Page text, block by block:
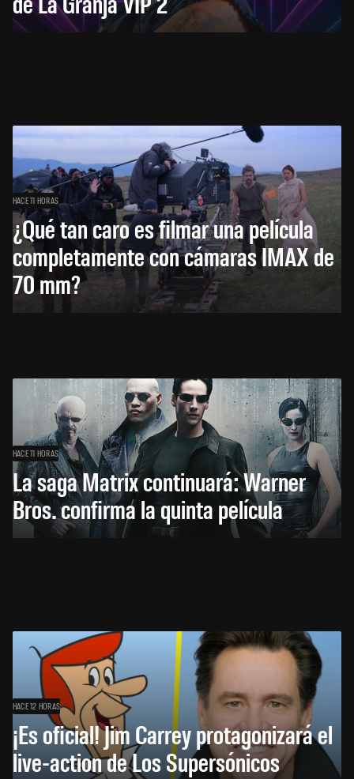
HACE 11 HORAS
¿Qué tan caro es filmar una película
completamente con cámaras IMAX de
70 mm?
HACE 11 HORAS
La saga Matrix continuará: Warner
Bros. confirma la quinta película
HACE 12 HORAS
¡Es oficial! Jim Carrey protagonizará el
live-action de Los Supersónicos